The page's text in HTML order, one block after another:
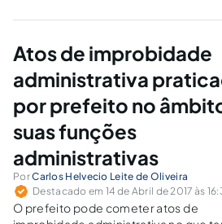
indisponível.
Atos de improbidade
administrativa
por prefeito no
suas funções
administrativas
PorCarlos Helvecio Leite de Oliveira
Destacado em 14 de Abril de 2017 às
O prefeito pode cometer atos de